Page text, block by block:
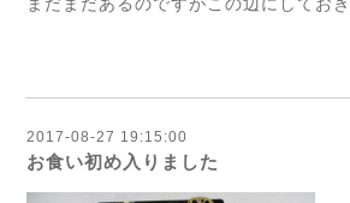
2017-08-27 19:15:00
お食い初め入りました